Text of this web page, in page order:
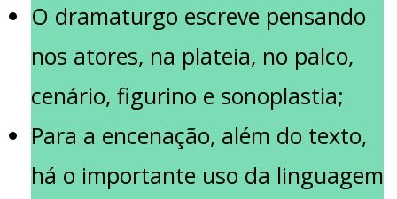
O dramaturgo escreve pensando
nos atores, na plateia, no palco,
cenário, figurino e sonoplastia;
Para a encenação, além do texto,
há o importante uso da linguagem